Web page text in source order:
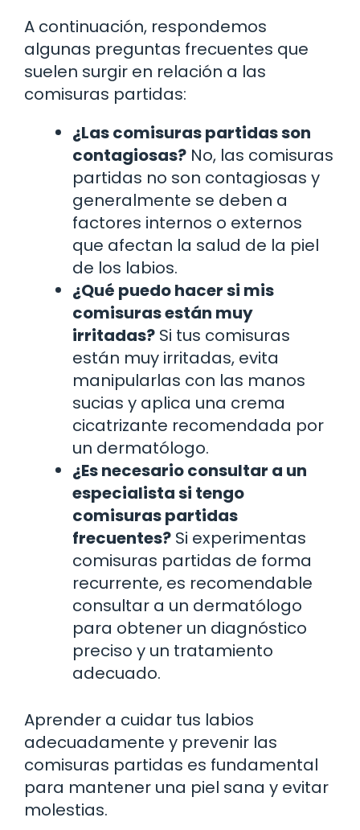
A continuación, respondemos
algunas preguntas frecuentes que
suelen surgir en relación a las
comisuras partidas:
¿Las comisuras partidas son
contagiosas? No, las comisuras
partidas no son contagiosas y
generalmente se deben a
factores internos o externos
que afectan la salud de la piel
de los labios.
¿Qué puedo hacer si mis
comisuras están muy
irritadas? Si tus comisuras
están muy irritadas, evita
manipularlas con las manos
sucias y aplica una crema
cicatrizante recomendada por
un dermatólogo.
¿Es necesario consultar a un
especialista si tengo
comisuras partidas
frecuentes? Si experimentas
comisuras partidas de forma
recurrente, es recomendable
consultar a un dermatólogo
para obtener un diagnóstico
preciso y un tratamiento
adecuado.
Aprender a cuidar tus labios
adecuadamente y prevenir las
comisuras partidas es fundamental
para mantener una piel sana y evitar
molestias.